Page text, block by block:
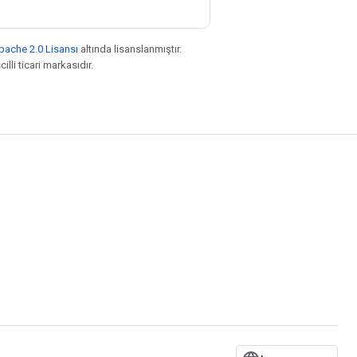
2.0 Lisansı altında lisanslanmıştır.
ticari markasıdır.